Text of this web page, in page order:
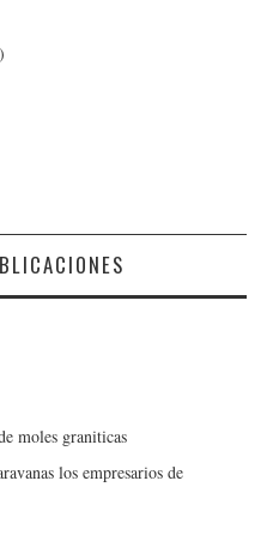
moles graniticas
los empresarios de